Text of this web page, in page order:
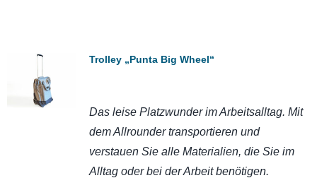
Trolley „Punta Big Wheel“
Das leise Platzwunder im Arbeitsalltag. Mit
dem Allrounder transportieren und
verstauen Sie alle Materialien, die Sie im
Alltag oder bei der Arbeit benötigen.